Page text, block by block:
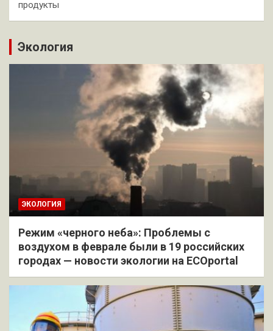
продукты
Экология
ЭКОЛОГИЯ
Режим «черного неба»: Проблемы с
воздухом в феврале были в 19 российских
городах — новости экологии на ECOportal